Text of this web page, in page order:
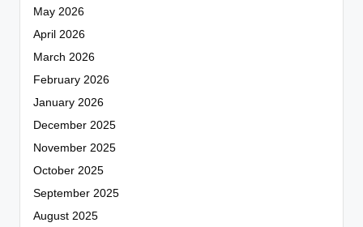
May 2026
April 2026
March 2026
February 2026
January 2026
December 2025
November 2025
October 2025
September 2025
August 2025